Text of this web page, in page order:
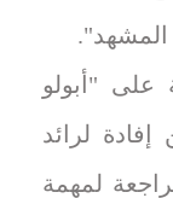
المشهد".
على "أبولو
لرائد
لمهمة